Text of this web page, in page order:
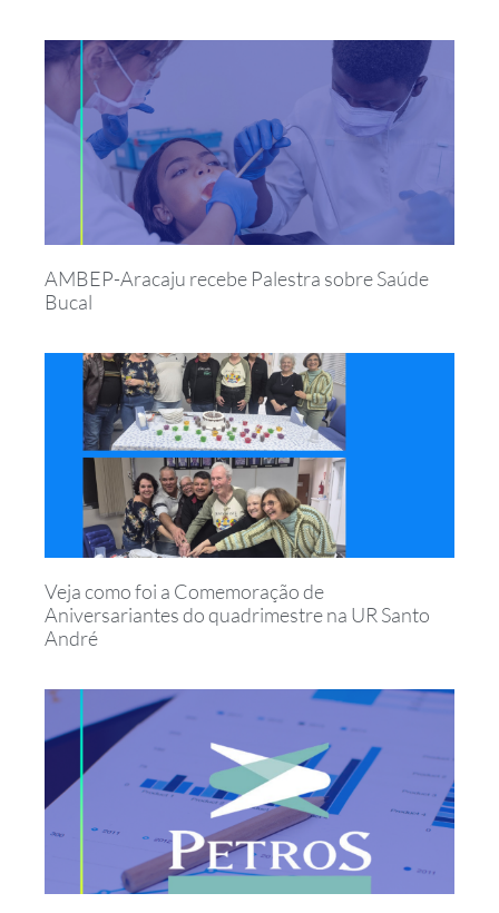
AMBEP-Aracaju recebe Palestra sobre Saúde
Bucal
Veja como foi a Comemoração de
Aniversariantes do quadrimestre na UR Santo
André